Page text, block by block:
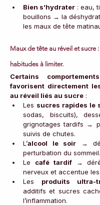
Bien s’hydrater : eau,
bouillons → la
les maux de tête
Maux de tête au réveil et sucre
habitudes à limiter.
Certains
favorisent directement
au réveil liés au sucre :
Les sucres rapides le
sodas, biscuits),
grignotages tardifs →
suivis de chutes.
L’alcool le soir →
perturbation du sommeil.
Le café tardif →
nerveux et accentue
Les produits ultra-
additifs et sucres
l’inflammation.